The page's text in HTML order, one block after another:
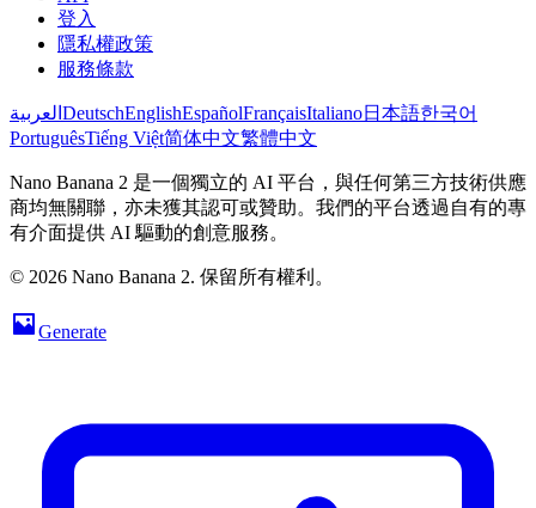
登入
隱私權政策
服務條款
العربية DeutschEnglishEspañolFrançaisItaliano日本語한국어
PortuguêsTiếng Việt简体中文繁體中文
Nano Banana 2 是一個獨立的 AI 平台，與任何第三方技術供應
商均無關聯，亦未獲其認可或贊助。我們的平台透過自有的專
有介面提供 AI 驅動的創意服務。
© 2026 Nano Banana 2. 保留所有權利。
Generate